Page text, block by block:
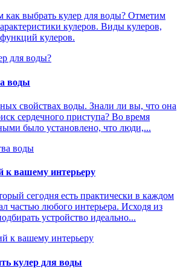
как выбрать кулер для воды? Отметим
кулеров. Виды кулеров,
кулеров.
воды
свойствах воды. Знали ли вы, что она
сердечного приступа? Во время
было установлено, что люди,...
к вашему интерьеру
сегодня есть практически в каждом
частью любого интерьера. Исходя из
устройство идеально...
кулер для воды